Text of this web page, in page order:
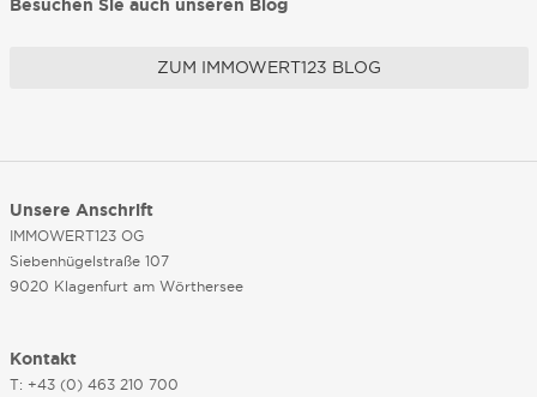
Besuchen Sie auch unseren Blog
ZUM IMMOWERT123 BLOG
Unsere Anschrift
IMMOWERT123 OG
Siebenhügelstraße 107
9020 Klagenfurt am Wörthersee
Kontakt
T: +43 (0) 463 210 700